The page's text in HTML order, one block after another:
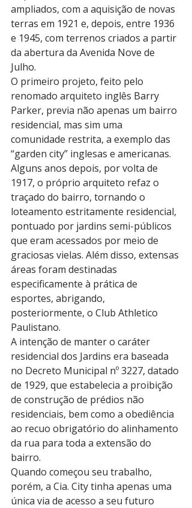
ampliados, com a aquisição de novas
terras em 1921 e, depois, entre 1936
e 1945, com terrenos criados a partir
da abertura da Avenida Nove de
Julho.
O primeiro projeto, feito pelo
renomado arquiteto inglês Barry
Parker, previa não apenas um bairro
residencial, mas sim uma
comunidade restrita, a exemplo das
“garden city” inglesas e americanas.
Alguns anos depois, por volta de
1917, o próprio arquiteto refaz o
traçado do bairro, tornando o
loteamento estritamente residencial,
pontuado por jardins semi-públicos
que eram acessados por meio de
graciosas vielas. Além disso, extensas
áreas foram destinadas
especificamente à prática de
esportes, abrigando,
posteriormente, o Club Athletico
Paulistano.
A intenção de manter o caráter
residencial dos Jardins era baseada
no Decreto Municipal nº 3227, datado
de 1929, que estabelecia a proibição
de construção de prédios não
residenciais, bem como a obediência
ao recuo obrigatório do alinhamento
da rua para toda a extensão do
bairro.
Quando começou seu trabalho,
porém, a Cia. City tinha apenas uma
única via de acesso a seu futuro